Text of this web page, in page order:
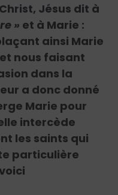
Jésus dit à
» et à Marie :
ainsi Marie
nous faisant
dans la
a donc donné
Marie pour
intercède
les saints qui
particulière